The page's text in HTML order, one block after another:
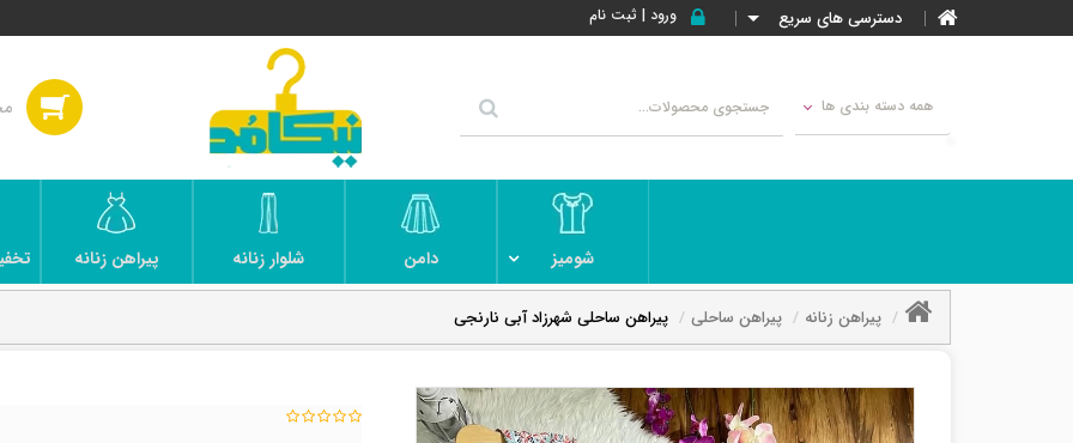
دسترسی های سریع ورود | ثبت نام
همه دسته بندی ها
شومیز دامن شلوار زنانه پیراهن زنانه
پیراهن زنانه پیراهن ساحلی پیراهن ساحلی شهرزاد آبی نارنجی